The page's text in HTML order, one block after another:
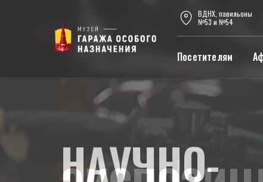
Посетителям
ВДНХ, павильоны
№53 и №54
НАУЧНО-